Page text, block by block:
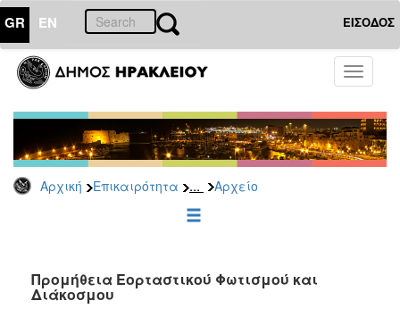
GR EN ΕΙΣΟΔΟΣ
Toggle
Αρχική Επικαιρότητα ... Αρχείο
ΕΠΙΚΑΙΡΟΤΗΤΑ
-
Δημοπρασίες
Αρχείο
2026
2022
Προμήθεια Εορταστικού Φωτισμού και
Διάκοσμου